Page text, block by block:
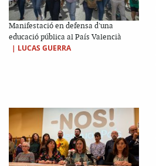
Manifestació en defensa d'una
educació pública al País Valencià
| LUCAS GUERRA